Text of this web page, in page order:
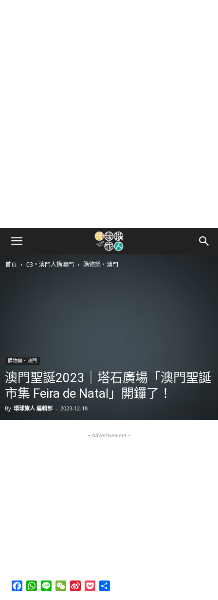
首頁 03。澳門人講澳門 購物樂‧澳門
購物樂‧澳門
澳門聖誕2023｜塔石廣場「澳門聖誕
市集 Feira de Natal」開鑼了！
By 環球旅人 編輯部 - 2023-12-18
- Advertisement -
Facebook
WhatsApp
Line WeChat
Sina
Pocket